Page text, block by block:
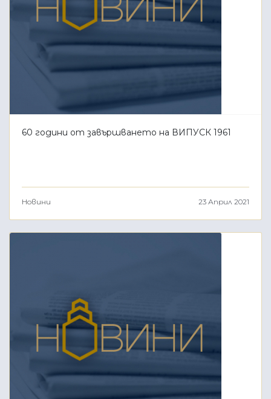
60 години от завършването на ВИПУСК 1961
Новини 23 Април 2021